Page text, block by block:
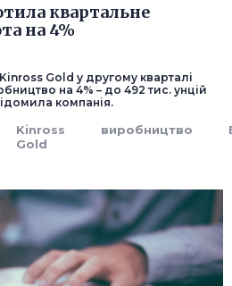
квартальне
на 4%
Gold у другому кварталі
на 4% – до 492 тис. унцій
компанія.
Kinross
Gold
виробництво